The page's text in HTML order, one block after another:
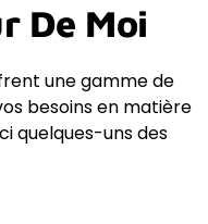
De Moi
une gamme de
besoins en matière
quelques-uns des